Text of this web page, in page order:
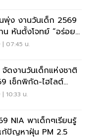
พุ่ง งานวันเด็ก 2569
น หันตั้งโจทย์ “อร่อย
ค่า”
| 07:45 น.
ดงานวันเด็กแห่งชาติ
เช็กพิกัด-ไฮไลต์
10:33 น.
NIA พาเด็กๆเรียนรู้
ก้ปัญหาฝุ่น PM 2.5